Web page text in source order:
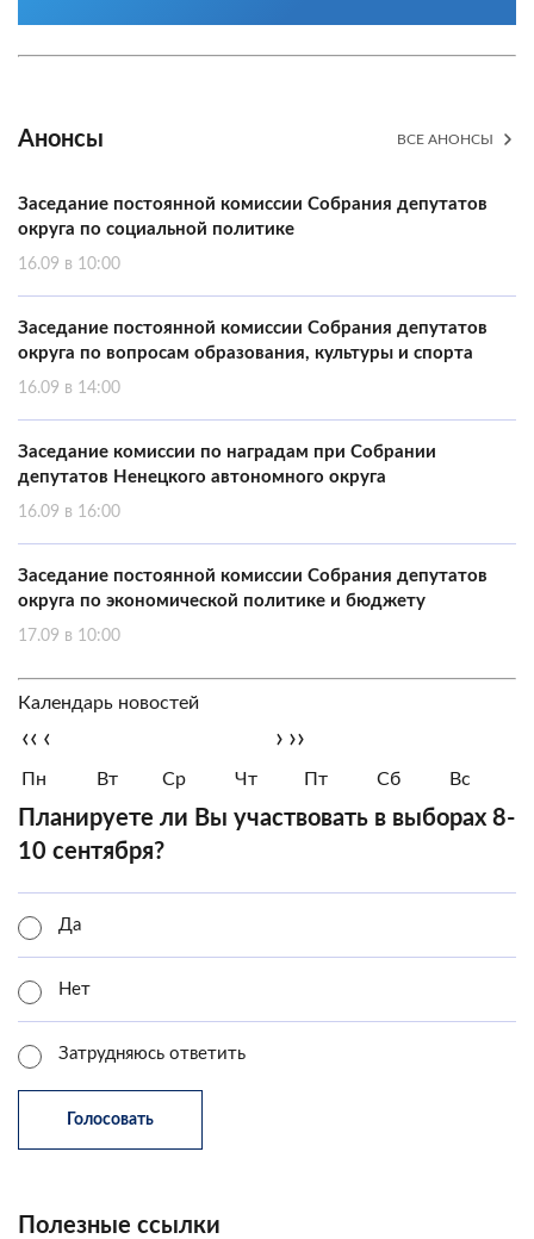
Анонсы ВСЕ АНОНСЫ
Заседание постоянной комиссии Собрания депутатов
округа по социальной политике
16.09 в 10:00
Заседание постоянной комиссии Собрания депутатов
округа по вопросам образования, культуры и спорта
16.09 в 14:00
Заседание комиссии по наградам при Собрании
депутатов Ненецкого автономного округа
16.09 в 16:00
Заседание постоянной комиссии Собрания депутатов
округа по экономической политике и бюджету
17.09 в 10:00
Календарь новостей
‹‹ ‹ › ››
Пн Вт Ср Чт Пт Сб Вс
Планируете ли Вы участвовать в выборах 8-
10 сентября?
Да
Нет
Затрудняюсь ответить
Полезные ссылки